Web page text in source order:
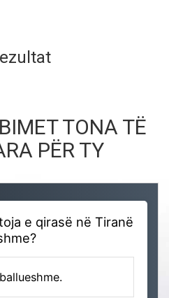
TONA TË
PËR TY